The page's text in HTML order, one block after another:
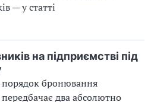
— у статті
на підприємстві під
порядок бронювання
передбачає два абсолютно